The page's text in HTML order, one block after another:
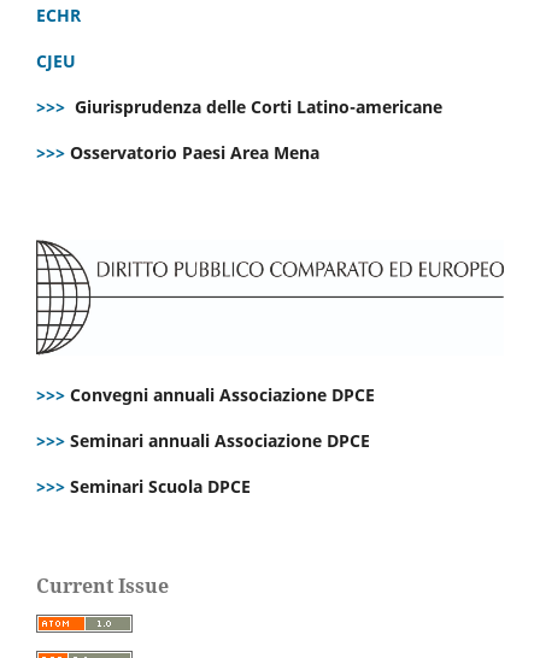
ECHR
CJEU
>>> Giurisprudenza delle Corti Latino-americane
>>> Osservatorio Paesi Area Mena
>>> Convegni annuali Associazione DPCE
>>> Seminari annuali Associazione DPCE
>>> Seminari Scuola DPCE
Current Issue